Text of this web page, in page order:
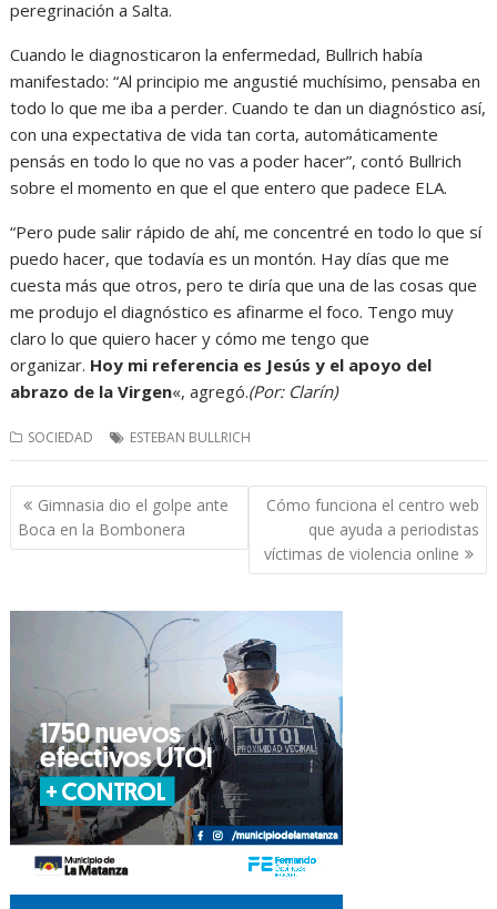
peregrinación a Salta.
Cuando le diagnosticaron la enfermedad, Bullrich había
manifestado: “Al principio me angustié muchísimo, pensaba en
todo lo que me iba a perder. Cuando te dan un diagnóstico así,
con una expectativa de vida tan corta, automáticamente
pensás en todo lo que no vas a poder hacer”, contó Bullrich
sobre el momento en que el que entero que padece ELA.
“Pero pude salir rápido de ahí, me concentré en todo lo que sí
puedo hacer, que todavía es un montón. Hay días que me
cuesta más que otros, pero te diría que una de las cosas que
me produjo el diagnóstico es afinarme el foco. Tengo muy
claro lo que quiero hacer y cómo me tengo que
organizar. Hoy mi referencia es Jesús y el apoyo del
abrazo de la Virgen«, agregó.(Por: Clarín)
SOCIEDAD ESTEBAN BULLRICH
Navegación
de
entradas
Gimnasia dio el golpe ante
Boca en la Bombonera
Cómo funciona el centro web
que ayuda a periodistas
víctimas de violencia online